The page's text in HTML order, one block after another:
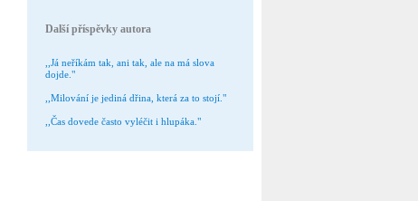
Další příspěvky autora
,,Já neříkám tak, ani tak, ale na má slova
dojde."
,,Milování je jediná dřina, která za to stojí."
,,Čas dovede často vyléčit i hlupáka."